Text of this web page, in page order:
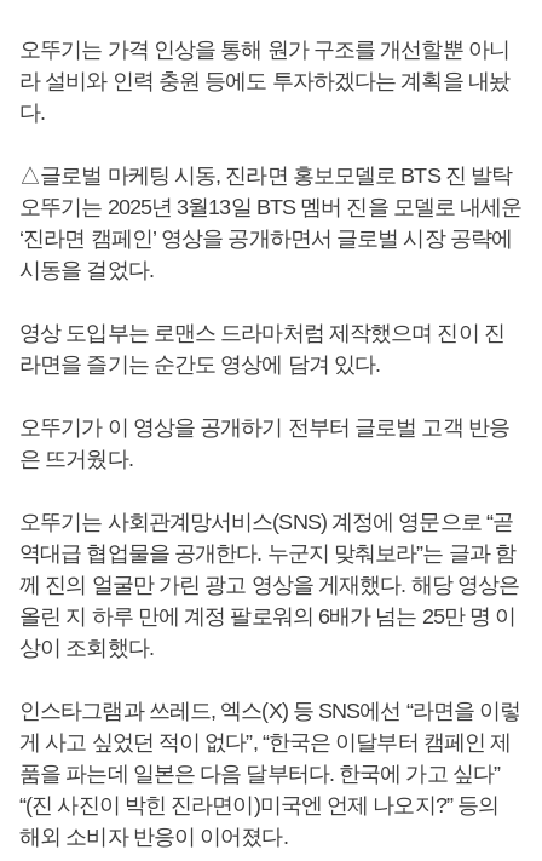
오뚜기는 가격 인상을 통해 원가 구조를 개선할뿐 아니
라 설비와 인력 충원 등에도 투자하겠다는 계획을 내놨
다.
△글로벌 마케팅 시동, 진라면 홍보모델로 BTS 진 발탁
오뚜기는 2025년 3월13일 BTS 멤버 진을 모델로 내세운
‘진라면 캠페인’ 영상을 공개하면서 글로벌 시장 공략에
시동을 걸었다.
영상 도입부는 로맨스 드라마처럼 제작했으며 진이 진
라면을 즐기는 순간도 영상에 담겨 있다.
오뚜기가 이 영상을 공개하기 전부터 글로벌 고객 반응
은 뜨거웠다.
오뚜기는 사회관계망서비스(SNS) 계정에 영문으로 “곧
역대급 협업물을 공개한다. 누군지 맞춰보라”는 글과 함
께 진의 얼굴만 가린 광고 영상을 게재했다. 해당 영상은
올린 지 하루 만에 계정 팔로워의 6배가 넘는 25만 명 이
상이 조회했다.
인스타그램과 쓰레드, 엑스(X) 등 SNS에선 “라면을 이렇
게 사고 싶었던 적이 없다”, “한국은 이달부터 캠페인 제
품을 파는데 일본은 다음 달부터다. 한국에 가고 싶다”
“(진 사진이 박힌 진라면이)미국엔 언제 나오지?” 등의
해외 소비자 반응이 이어졌다.